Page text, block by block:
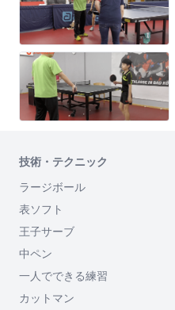
技術・テクニック
ラージボール
表ソフト
王子サーブ
中ペン
一人でできる練習
カットマン